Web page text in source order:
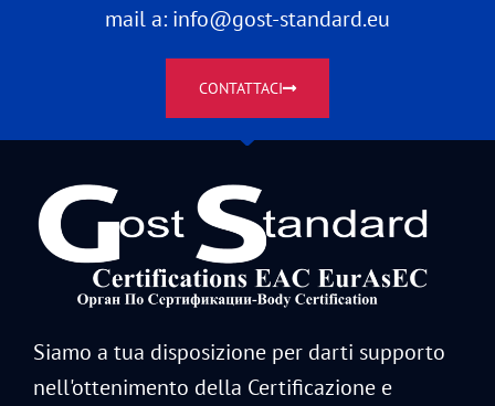
mail a: info@gost-standard.eu
CONTATTACI
Siamo a tua disposizione per darti supporto
nell'ottenimento della Certificazione e